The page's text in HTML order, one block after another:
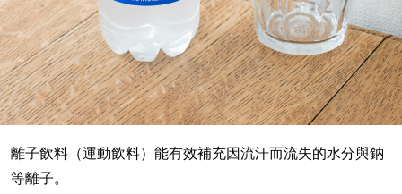
離子飲料（運動飲料）能有效補充因流汗而流失的水分與鈉
等離子。